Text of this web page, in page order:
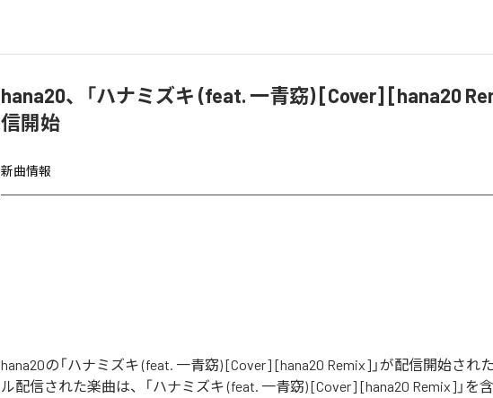
hana20、「ハナミズキ (feat. 一青窈) [Cover] [hana20
信開始
新曲情報
hana20の「ハナミズキ (feat. 一青窈) [Cover] [hana20 Remix]」が配信開始され
ル配信された楽曲は、「ハナミズキ (feat. 一青窈) [Cover] [hana20 Remix]」を